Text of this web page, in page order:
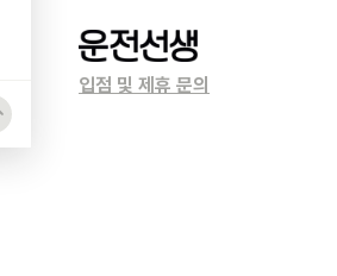
입점 및 제휴 문의